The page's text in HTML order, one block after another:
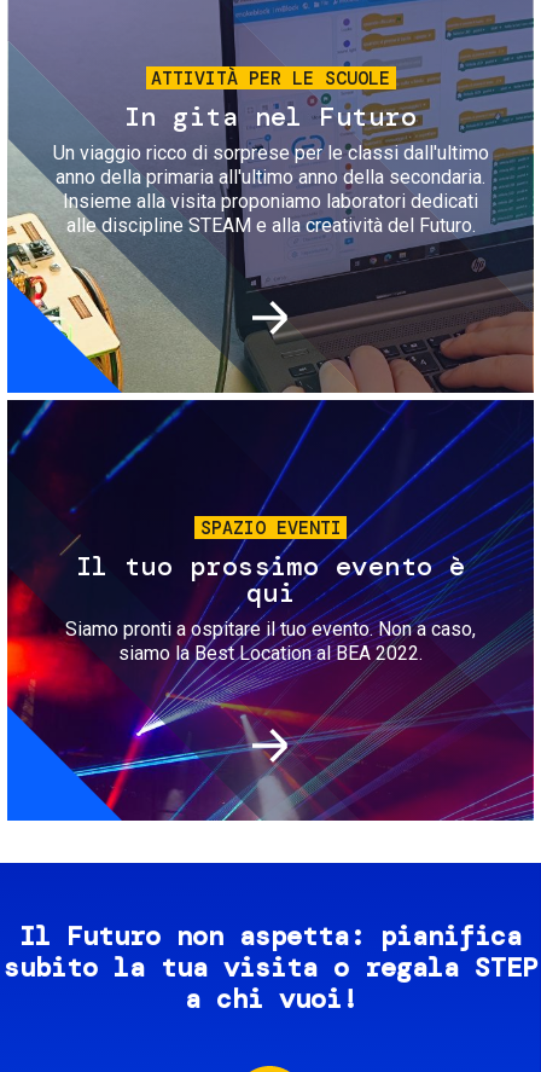
ATTIVITÀ PER LE SCUOLE
In gita nel Futuro
Un viaggio ricco di sorprese per le classi dall'ultimo
anno della primaria all'ultimo anno della secondaria.
Insieme alla visita proponiamo laboratori dedicati
alle discipline STEAM e alla creatività del Futuro.
Immagine
SPAZIO EVENTI
Il tuo prossimo evento è
qui
Siamo pronti a ospitare il tuo evento. Non a caso,
siamo la Best Location al BEA 2022.
Il Futuro non aspetta: pianifica
subito la tua visita o regala STEP
a chi vuoi!